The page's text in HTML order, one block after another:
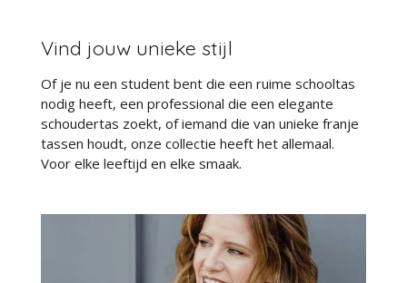
Vind jouw unieke stijl
Of je nu een student bent die een ruime schooltas
nodig heeft, een professional die een elegante
schoudertas zoekt, of iemand die van unieke franje
tassen houdt, onze collectie heeft het allemaal.
Voor elke leeftijd en elke smaak.